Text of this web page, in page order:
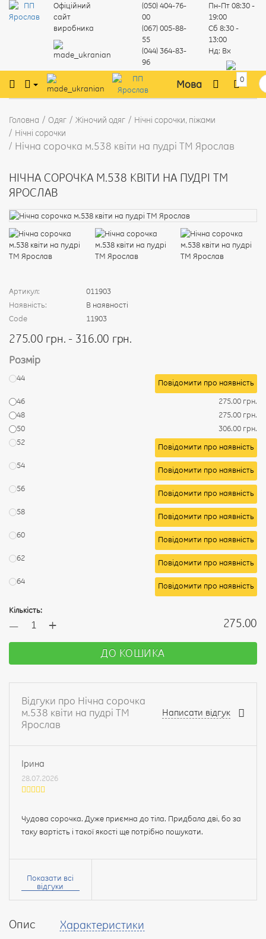
Офіційний
сайт
виробника
(050) 404-76-
00
(067) 005-88-
55
(044) 364-83-
96
Пн-Пт08:30 -
19:00
Сб 8:30 -
13:00
Нд: Вх
Мова 0
Головна Одяг Жіночий одяг
Нічні сорочки, піжами
Нічні сорочки
Нічна сорочка м.538 квіти на пудрі ТМ Ярослав
Опис
Характеристики
НІЧНА СОРОЧКА М.538 КВІТИ НА ПУДРІ ТМ
ЯРОСЛАВ
Артикул:
011903
Наявність:
В наявності
Code
11903
275.00 грн. - 316.00 грн.
Розмір
44
Повідомити про наявність
46
275.00 грн.
48
275.00 грн.
50
306.00 грн.
52
Повідомити про наявність
54
Повідомити про наявність
56
Повідомити про наявність
58
Повідомити про наявність
60
Повідомити про наявність
62
Повідомити про наявність
64
Повідомити про наявність
Кількість:
— + 275.00
ДО КОШИКА
Відгуки про Нічна сорочка
м.538 квіти на пудрі ТМ
Ярослав
Написати відгук
Ірина
28.07.2026
Чудова сорочка. Дуже приємна до тіла. Придбала дві, бо за
таку вартість і такої якості ще потрібно пошукати.
Ваше
Ваш
Показати всі
відгуки